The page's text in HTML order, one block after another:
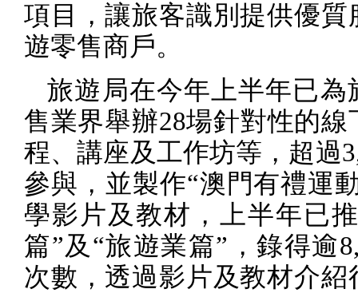
項目，讓旅客識別提供優質
遊零售商戶。
旅遊局在今年上半年已為
售業界舉辦28場針對性的線
程、講座及工作坊等，超過
參與，並製作“澳門有禮運
學影片及教材，上半年已
篇”及“旅遊業篇”，錄得逾
次數，透過影片及教材介紹